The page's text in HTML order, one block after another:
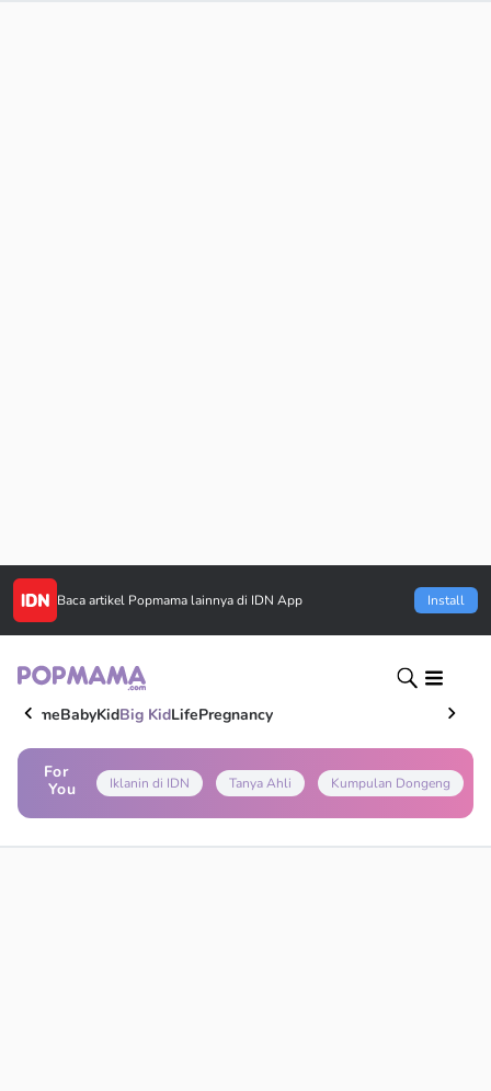
Baca artikel Popmama lainnya di IDN App Install
HomeBabyKidBig KidLifePregnancy
For
You
Iklanin di IDN Tanya Ahli Kumpulan Dongeng